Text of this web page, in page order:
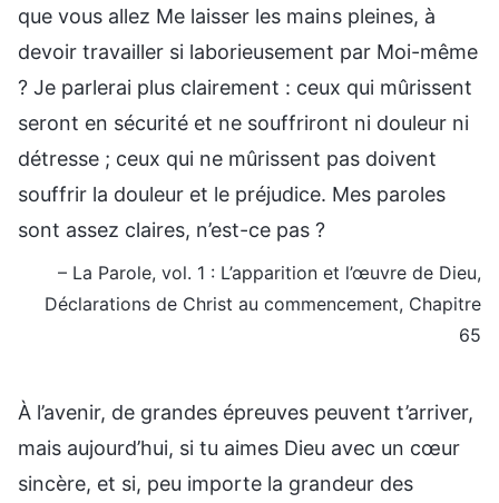
que vous allez Me laisser les mains pleines, à
devoir travailler si laborieusement par Moi-même
? Je parlerai plus clairement : ceux qui mûrissent
seront en sécurité et ne souffriront ni douleur ni
détresse ; ceux qui ne mûrissent pas doivent
souffrir la douleur et le préjudice. Mes paroles
sont assez claires, n’est-ce pas ?
– La Parole, vol. 1 : L’apparition et l’œuvre de Dieu,
Déclarations de Christ au commencement, Chapitre
65
À l’avenir, de grandes épreuves peuvent t’arriver,
mais aujourd’hui, si tu aimes Dieu avec un cœur
sincère, et si, peu importe la grandeur des